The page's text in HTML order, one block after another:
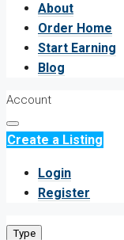
About
Order Home
Start Earning
Blog
Account
Create a Listing
Login
Register
Type